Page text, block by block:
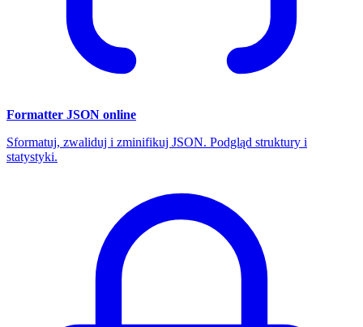
Formatter JSON online
Sformatuj, zwaliduj i zminifikuj JSON. Podgląd struktury i
statystyki.